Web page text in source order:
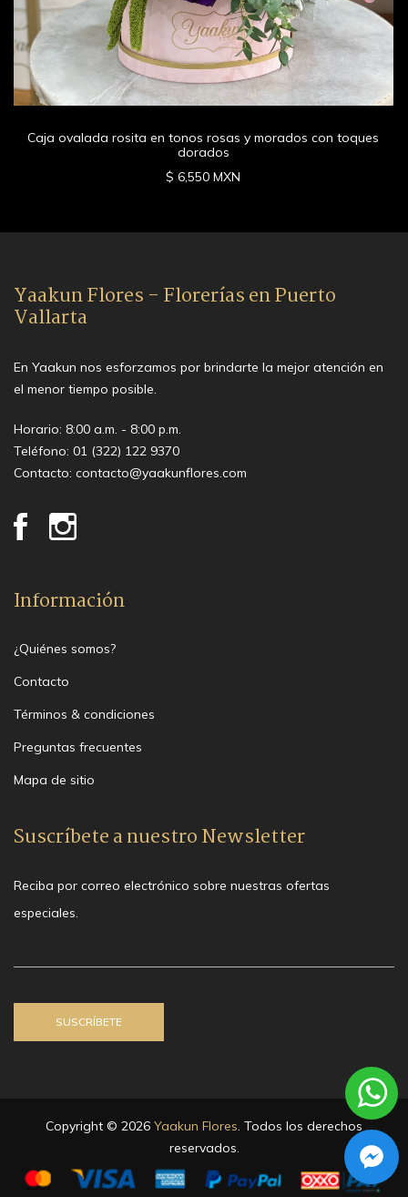
Caja ovalada rosita en tonos rosas y morados con toques
dorados
$ 6,550 MXN
Yaakun Flores - Florerías en Puerto
Vallarta
En Yaakun nos esforzamos por brindarte la mejor atención en
el menor tiempo posible.
Horario: 8:00 a.m. - 8:00 p.m.
Teléfono: 01 (322) 122 9370
Contacto: contacto@yaakunflores.com
Información
¿Quiénes somos?
Contacto
Términos & condiciones
Preguntas frecuentes
Mapa de sitio
Suscríbete a nuestro Newsletter
Reciba por correo electrónico sobre nuestras ofertas
especiales.
Copyright © 2026 Yaakun Flores. Todos los derechos
reservados.